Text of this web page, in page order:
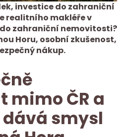
investice do zahraniční
realitního makléře v
zahraniční nemovitosti?
Horu, osobní zkušenost,
nákup.
mimo ČR a
smysl